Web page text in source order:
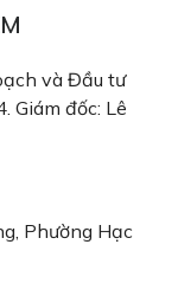
và Đầu tư
Giám đốc: Lê
Phường Hạc